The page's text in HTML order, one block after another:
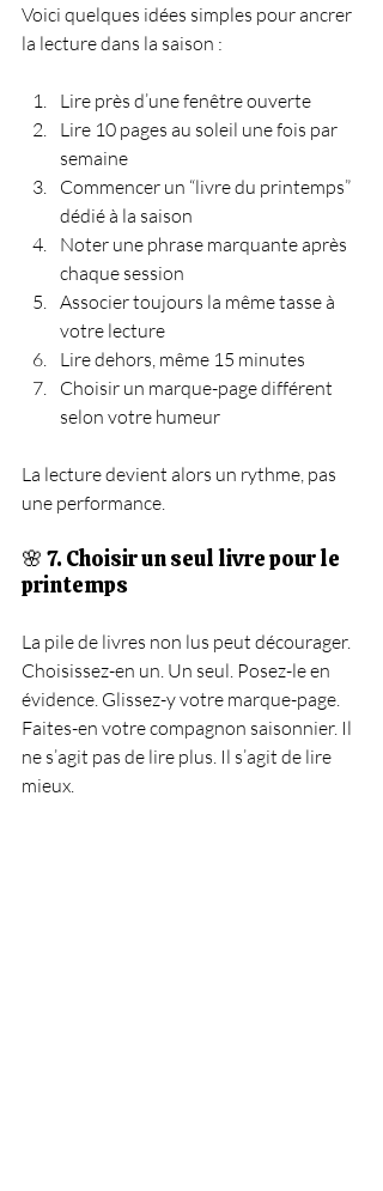
Voici quelques idées simples pour ancrer
la lecture dans la saison :
Lire près d’une fenêtre ouverte
Lire 10 pages au soleil une fois par
semaine
Commencer un “livre du printemps”
dédié à la saison
Noter une phrase marquante après
chaque session
Associer toujours la même tasse à
votre lecture
Lire dehors, même 15 minutes
Choisir un marque-page différent
selon votre humeur
La lecture devient alors un rythme, pas
une performance.
🌸 7. Choisir un seul livre pour le
printemps
La pile de livres non lus peut décourager.
Choisissez-en un. Un seul. Posez-le en
évidence. Glissez-y votre marque-page.
Faites-en votre compagnon saisonnier. Il
ne s’agit pas de lire plus. Il s’agit de lire
mieux.